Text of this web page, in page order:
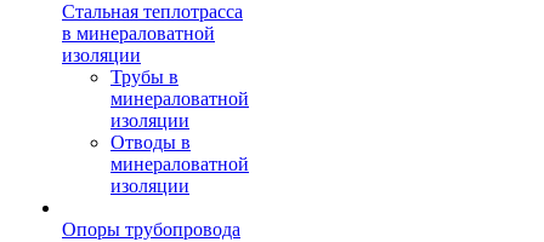
Стальная теплотрасса
в минераловатной
изоляции
Трубы в
минераловатной
изоляции
Отводы в
минераловатной
изоляции
Опоры трубопровода